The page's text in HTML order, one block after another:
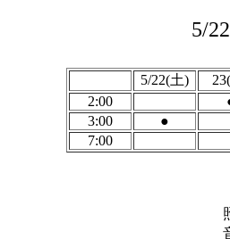
5/
5/22(土)
2:00
3:00
●
7:00